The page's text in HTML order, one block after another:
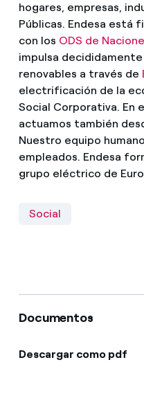
hogares, empresas,
Públicas. Endesa está
con los ODS de
impulsa
renovables a través de
electrificación de la
Social Corporativa. En
actuamos también
Nuestro equipo
empleados. Endesa
grupo eléctrico de
Social
Documentos
Descargar como pdf